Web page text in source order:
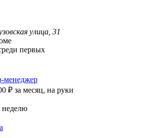
улица, 31
первых
менеджер
₽ за месяц, на руки
неделю